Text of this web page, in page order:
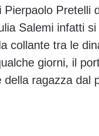
Pierpaolo Pretelli
Salemi infatti
collante tra le
giorni, il
della ragazza dal